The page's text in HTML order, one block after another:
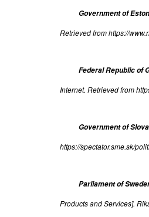
Government of
Retrieved from https://
Federal Republic of
Internet. Retrieved from
Government of
https://spectator.sme.sk/
Parliament of
Products and Services].